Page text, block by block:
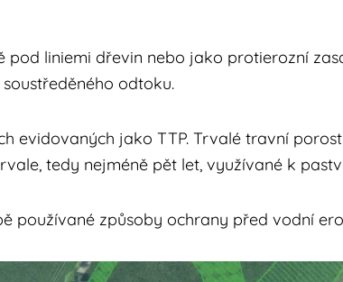
pod liniemi dřevin nebo jako protierozní
odtoku.
evidovaných jako TTP. Trvalé travní
tedy nejméně pět let, využívané k
používané způsoby ochrany před vodní